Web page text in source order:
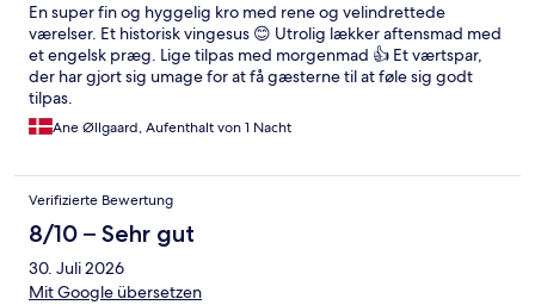
En super fin og hyggelig kro med rene og velindrettede
værelser. Et historisk vingesus 😊 Utrolig lækker aftensmad med
et engelsk præg. Lige tilpas med morgenmad 👍 Et værtspar,
der har gjort sig umage for at få gæsterne til at føle sig godt
tilpas.
Ane Øllgaard, Aufenthalt von 1 Nacht
Verifizierte Bewertung
8/10 – Sehr gut
30. Juli 2026
Mit Google übersetzen